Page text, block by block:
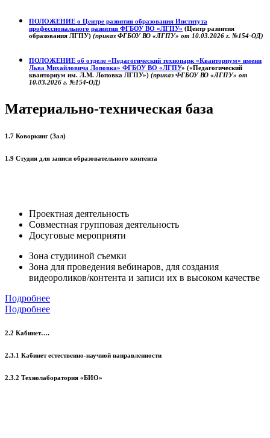
ПОЛОЖЕНИЕ о Центре развития образования Института
профессионального развития ФГБОУ ВО «ЛГПУ» (Центр развития
образования ЛГПУ) (приказ ФГБОУ ВО «ЛГПУ» от 10.03.2026 г. №154-ОД)
ПОЛОЖЕНИЕ об отделе «Педагогический технопарк «Кванториум» имени
Льва Михайловича Лоповка» ФГБОУ ВО «ЛГПУ» («Педагогический
кванториум им. Л.М. Лоповка ЛГПУ») (приказ ФГБОУ ВО «ЛГПУ» от
10.03.2026 г. №154-ОД)
Материально-техническая база
1.7 Коворкинг (Зал)
1.9 Студия для записи образовательного контента
Проектная деятельность
Совместная групповая деятельность
Досуговые мероприяти
Зона студииной съемки
Зона для проведения вебинаров, для создания
видеороликов/контента и записи их в высоком качестве
Подробнее
Подробнее
2.2 Кабинет….
2.3.1 Кабинет естественно-научной направленности
2.3.2 Технолаборатория «БИО»